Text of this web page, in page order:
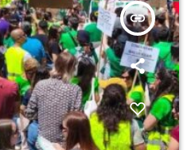
insert_link